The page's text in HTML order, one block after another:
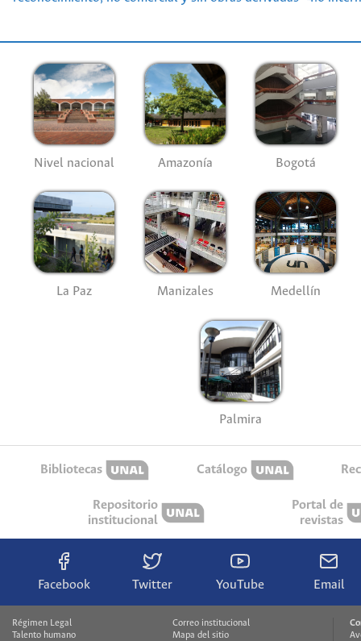
Nivel nacional Amazonía Bogotá
La Paz Manizales Medellín
Palmira
Bibliotecas Catálogo
Repositorio
institucional
Portal de
revistas
Facebook Twitter YouTube Email
Régimen Legal
Talento humano
Correo institucional
Mapa del sitio